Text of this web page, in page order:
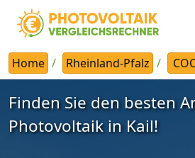
Home Rheinland-Pfalz
Finden Sie den besten
Photovoltaik in Kail!